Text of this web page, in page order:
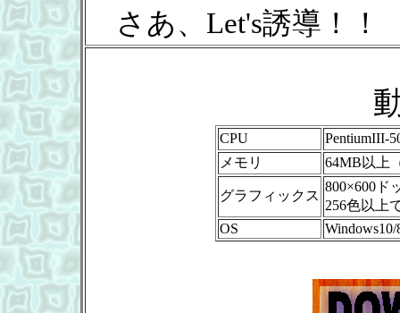
さあ、Let's誘導！！
CPU
PentiumIII-
メモリ
64MB以上
グラフィックス
800×600ド
256色以上
OS